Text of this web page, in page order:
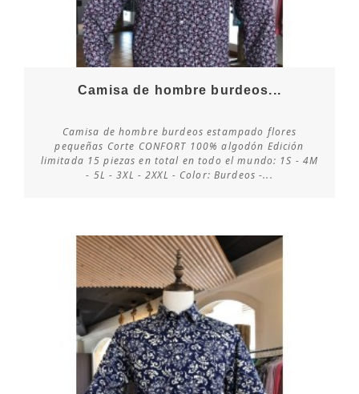
Consultar disponibilidad
Camisa de hombre burdeos...
Camisa de hombre burdeos estampado flores
pequeñas Corte CONFORT 100% algodón Edición
limitada 15 piezas en total en todo el mundo: 1S - 4M
- 5L - 3XL - 2XXL - Color: Burdeos -...